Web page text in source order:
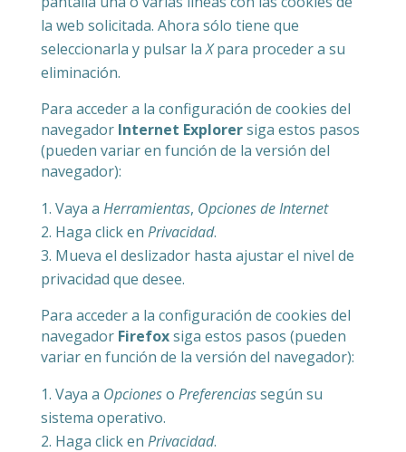
la web solicitada. Ahora sólo tiene que
seleccionarla y pulsar laXpara proceder a su
eliminación.
Para acceder a la configuración de cookies del
navegador Internet Explorersiga estos pasos
(pueden variar en función de la versión del
navegador):
Vaya a Herramientas, Opciones de Internet
Haga click en Privacidad.
Mueva el deslizador hasta ajustar el nivel de
privacidad que desee.
Para acceder a la configuración de cookies del
navegador Firefoxsiga estos pasos (pueden
variar en función de la versión del navegador):
Vaya a Opcioneso Preferenciassegún su
sistema operativo.
Haga click en Privacidad.